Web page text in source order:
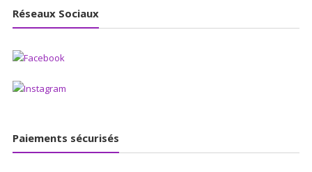
Réseaux Sociaux
Paiements sécurisés